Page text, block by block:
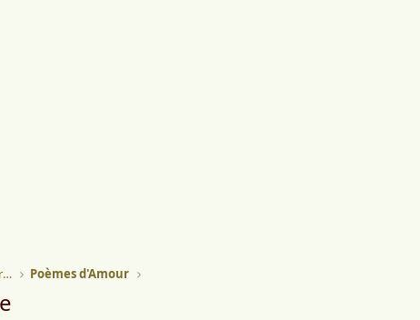
Forum de poésie: Poèmes publiés par les membres Poèmes d'Amour